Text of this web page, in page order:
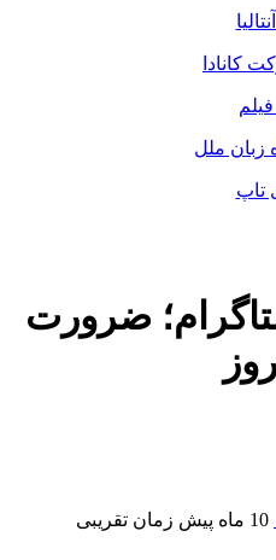
کانادا
فیلم
زبان ملل
تاپ
ضرورت
10 ماه پیش
زمان تقریبی